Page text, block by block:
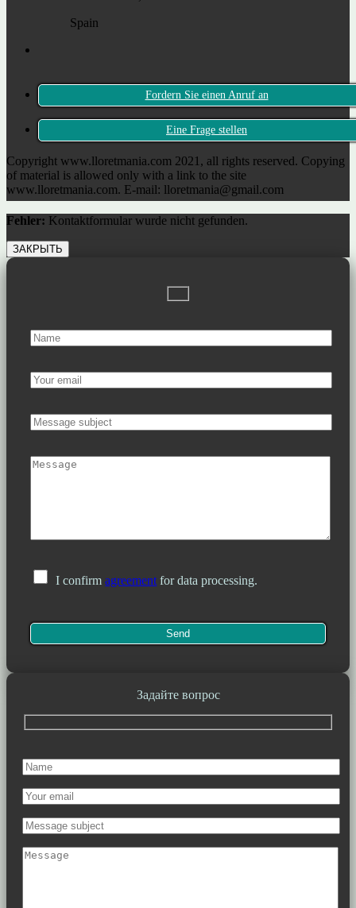
Spain
Fordern Sie einen Anruf an
Eine Frage stellen
Copyright www.lloretmania.com 2021, all rights reserved. Copying
of material is allowed only with a link to the site
www.lloretmania.com. E-mail: lloretmania@gmail.com
Fehler: Kontaktformular wurde nicht gefunden.
ЗАКРЫТЬ
I confirmagreement for data processing.
Задайте вопрос